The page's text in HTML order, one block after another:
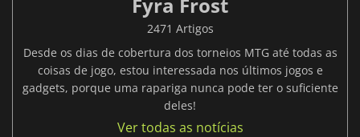
2471 Artigos
Desde os dias de cobertura dos torneios MTG até todas as
coisas de jogo, estou interessada nos últimos jogos e
gadgets, porque uma rapariga nunca pode ter o suficiente
deles!
Ver todas as notícias